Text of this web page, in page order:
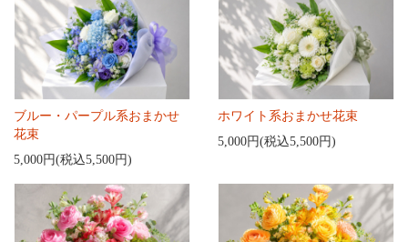
ブルー・パープル系おまかせ
花束
5,000円(税込5,500円)
ホワイト系おまかせ花束
5,000円(税込5,500円)